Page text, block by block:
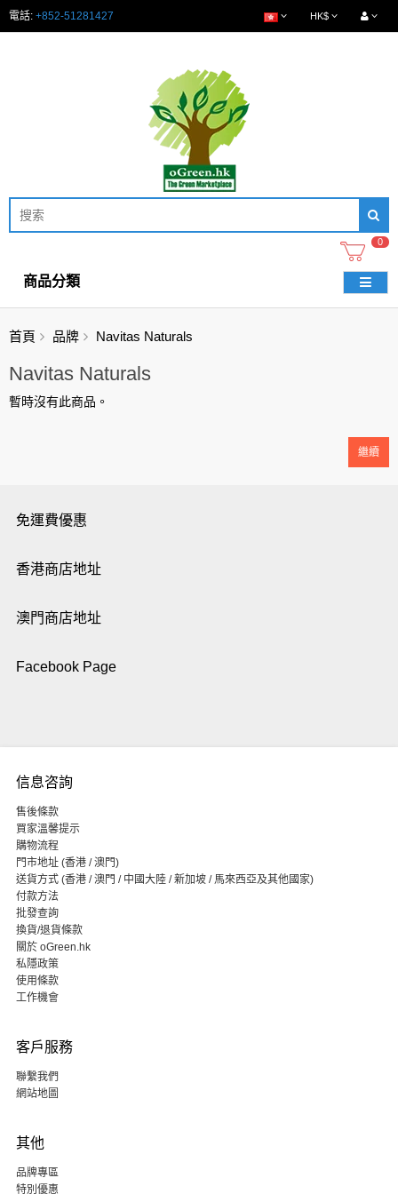
電話: +852-51281427 HK$
0
商品分類
首頁 品牌 Navitas Naturals
Navitas Naturals
暫時沒有此商品。
繼續
免運費優惠
香港商店地址
澳門商店地址
Facebook Page
信息咨詢
售後條款
買家溫馨提示
購物流程
門市地址 (香港 / 澳門)
送貨方式 (香港 / 澳門 / 中國大陸 / 新加坡 / 馬來西亞及其他國家)
付款方法
批發查詢
換貨/退貨條款
關於 oGreen.hk
私隱政策
使用條款
工作機會
客戶服務
聯繫我們
網站地圖
其他
品牌專區
特別優惠